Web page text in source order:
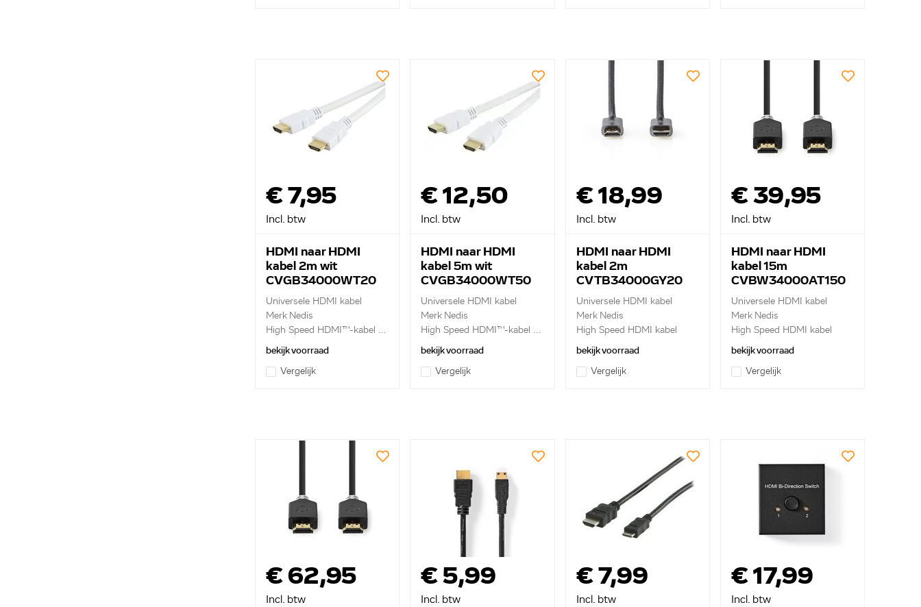
€ 7,95
Incl. btw
HDMI naar HDMI
kabel 2m wit
CVGB34000WT20
Universele HDMI kabel
Merk Nedis
High Speed HDMI™-kabel ...
bekijk voorraad
Vergelijk
€ 12,50
Incl. btw
HDMI naar HDMI
kabel 5m wit
CVGB34000WT50
Universele HDMI kabel
Merk Nedis
High Speed HDMI™-kabel ...
bekijk voorraad
Vergelijk
€ 18,99
Incl. btw
HDMI naar HDMI
kabel 2m
CVTB34000GY20
Universele HDMI kabel
Merk Nedis
High Speed HDMI kabel
met...
bekijk voorraad
Vergelijk
€ 39,95
Incl. btw
HDMI naar HDMI
kabel 15m
CVBW34000AT150
Universele HDMI kabel
Merk Nedis
High Speed HDMI kabel
met...
bekijk voorraad
Vergelijk
€ 62,95
Incl. btw
€ 5,99
Incl. btw
€ 7,99
Incl. btw
€ 17,99
Incl. btw